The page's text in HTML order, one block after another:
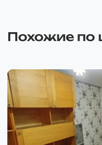
Похожие по